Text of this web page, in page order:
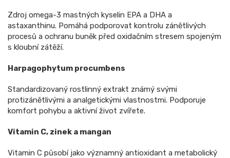
Zdroj omega-3 mastných kyselin EPA a DHA a
astaxanthinu. Pomáhá podporovat kontrolu zánětlivých
procesů a ochranu buněk před oxidačním stresem spojeným
s kloubní zátěží.
Harpagophytum procumbens
Standardizovaný rostlinný extrakt známý svými
protizánětlivými a analgetickými vlastnostmi. Podporuje
komfort pohybu a aktivní život zvířete.
Vitamin C, zinek a mangan
Vitamin C působí jako významný antioxidant a metabolický